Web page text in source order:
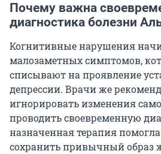
Почему важна
диагностика болезни
Когнитивные нарушения
малозаметных симптомов,
списывают на проявление
депрессии. Врачи же
игнорировать изменения
проводить своевременную
назначенная терапия
сохранить привычный образ